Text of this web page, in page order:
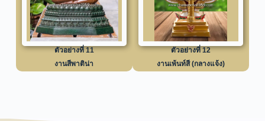
ตัวอย่างที่ 11
งานสีพาติน่า
ตัวอย่างที่ 12
งานเพ้นท์สี (กลางแจ้ง)